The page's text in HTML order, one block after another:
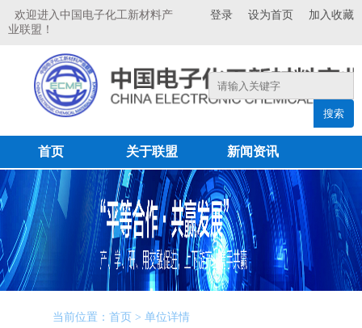
欢迎进入中国电子化工新材料产
业联盟！
登录 设为首页 加入收藏
搜索
首页 关于联盟 新闻资讯
联盟成员 专家委员会 产品展示
科研成果 联系我们
当前位置：首页 > 单位详情